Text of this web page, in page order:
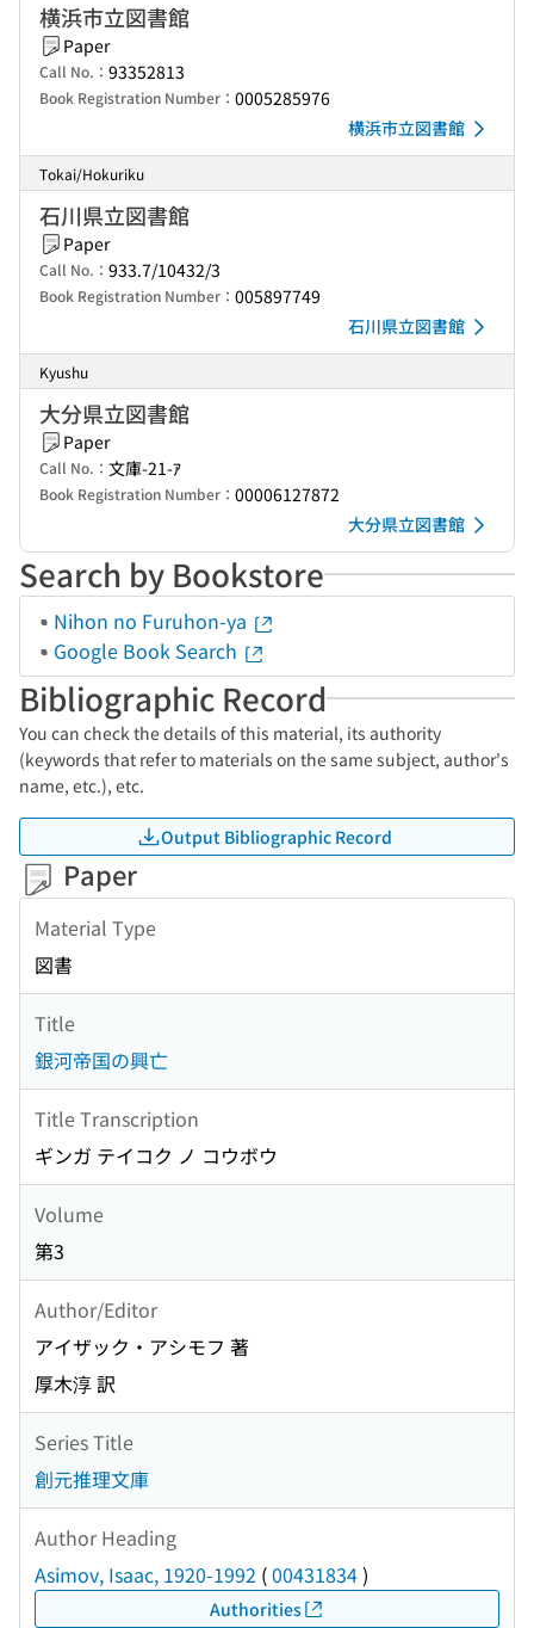
横浜市立図書館
Paper
Call No.： 93352813
Book Registration Number： 0005285976
横浜市立図書館
Tokai/Hokuriku
石川県立図書館
Paper
Call No.： 933.7/10432/3
Book Registration Number： 005897749
石川県立図書館
Kyushu
大分県立図書館
Paper
Call No.： 文庫-21-ｱ
Book Registration Number： 00006127872
大分県立図書館
Search by Bookstore
Nihon no Furuhon-ya
Google Book Search
Bibliographic Record
You can check the details of this material, its authority
(keywords that refer to materials on the same subject, author's
name, etc.), etc.
Output Bibliographic Record
Paper
Material Type
図書
Title
銀河帝国の興亡
Title Transcription
ギンガ テイコク ノ コウボウ
Volume
第3
Author/Editor
アイザック・アシモフ 著
厚木淳 訳
Series Title
創元推理文庫
Author Heading
Asimov, Isaac, 1920-1992 (00431834)
Authorities